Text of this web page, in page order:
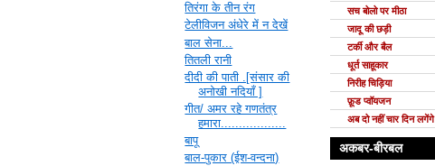
तिरंगा के तीन रंग
टेलीविजन अंधेरे में न देखें
बाल सेना...
तितली रानी
दीदी की पाती .[संसार की
अनोखी नदियाँ ]
गीत/ अमर रहे गणतंत्र
हमारा..................
बापू
बाल-पुकार (ईश-वन्दना)
सच बोलो पर मीठा
जादू की छड़ी
टर्की और बैल
धूर्त साहूकार
निरीह चिड़िया
फ़ूड प्वॉयजन
अब दो नहीं चार दिन लगेंगे
अकबर-बीरबल